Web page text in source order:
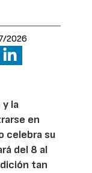
2026
y la
en
celebra su
del 8 al
tan